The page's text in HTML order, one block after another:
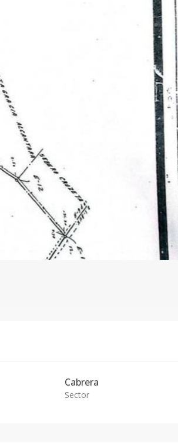
Cabrera
Sector